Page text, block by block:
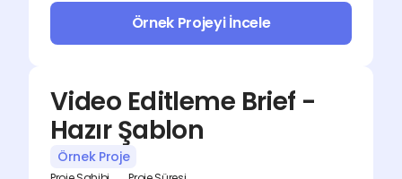
Örnek Projeyi İncele
Video Editleme Brief -
Hazır Şablon
Örnek Proje